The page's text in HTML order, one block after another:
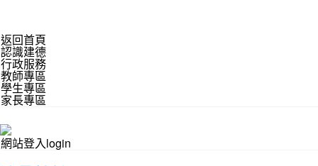
返回首頁
認識建德
行政服務
教師專區
學生專區
家長專區
網站登入login